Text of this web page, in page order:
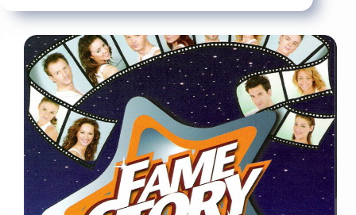
los
platos
del
club
Danza
de
Heraklion